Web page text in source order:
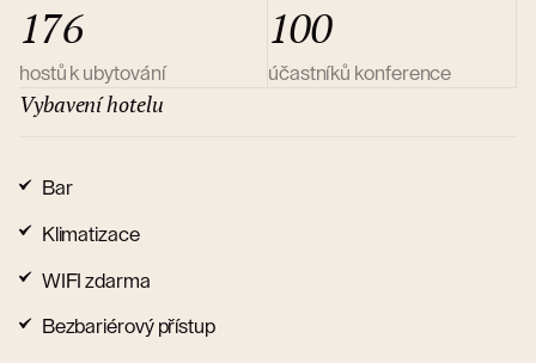
176
hostů k ubytování
100
účastníků konference
Vybavení hotelu
Bar
Klimatizace
WIFI zdarma
Bezbariérový přístup